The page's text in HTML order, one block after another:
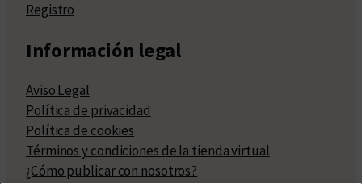
Registro
Información legal
Aviso Legal
Política de privacidad
Política de cookies
Términos y condiciones de la tienda virtual
¿Cómo publicar con nosotros?